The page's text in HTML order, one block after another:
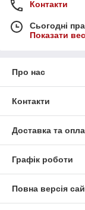
Контакти
Сьогодні
Показати
Про нас
Контакти
Доставка та
Графік роботи
Повна версія